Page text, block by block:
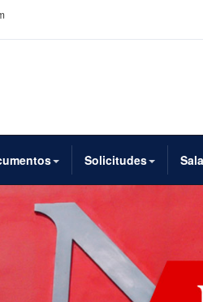
Solicitudes